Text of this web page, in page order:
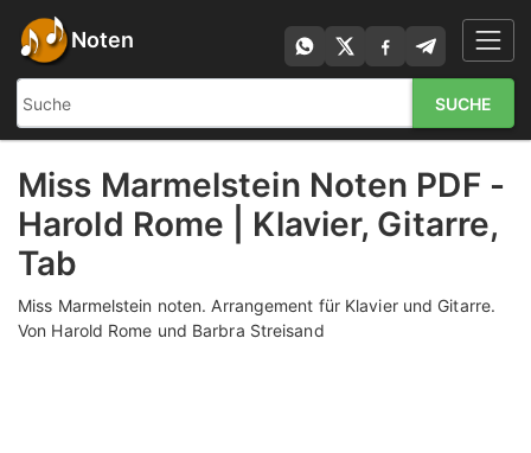
Noten
SUCHE
Miss Marmelstein Noten PDF -
Harold Rome | Klavier, Gitarre,
Tab
Miss Marmelstein noten. Arrangement für Klavier und Gitarre.
Von Harold Rome und Barbra Streisand